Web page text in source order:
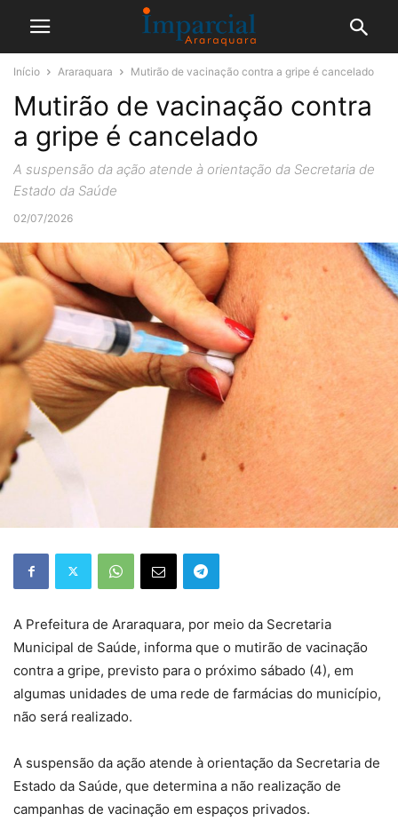
Início Araraquara Mutirão de vacinação contra a gripe é cancelado
Mutirão de vacinação contra
a gripe é cancelado
A suspensão da ação atende à orientação da Secretaria de
Estado da Saúde
02/07/2026
A Prefeitura de Araraquara, por meio da Secretaria
Municipal de Saúde, informa que o mutirão de vacinação
contra a gripe, previsto para o próximo sábado (4), em
algumas unidades de uma rede de farmácias do município,
não será realizado.
A suspensão da ação atende à orientação da Secretaria de
Estado da Saúde, que determina a não realização de
campanhas de vacinação em espaços privados.